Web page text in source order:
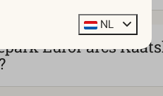
EuroParcs
NL